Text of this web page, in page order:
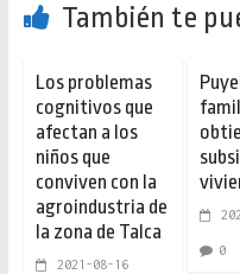
También te
Los problemas
cognitivos que
afectan a los
niños que
conviven con la
agroindustria de
la zona de Talca
2021-08-16
0